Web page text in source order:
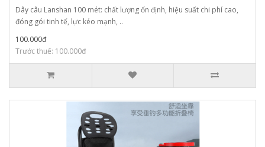
Dây câu Lanshan 100 mét: chất lượng ổn định, hiệu suất chi phí cao,
đóng gói tinh tế, lực kéo mạnh, ..
100.000đ
Trước thuế: 100.000đ